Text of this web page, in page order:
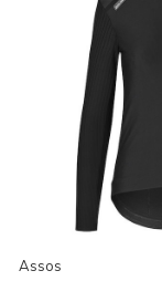
Assos